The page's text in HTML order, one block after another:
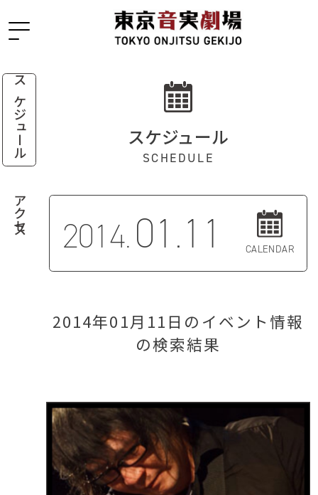
スケジュール
アクセス
スケジュール
SCHEDULE
2014.01.11 CALENDAR
2014年01月11日のイベント情報
の検索結果